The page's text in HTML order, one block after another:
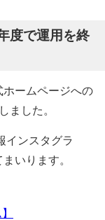
度で運用を終
ームページへの
ました。
インスタグラ
いります。